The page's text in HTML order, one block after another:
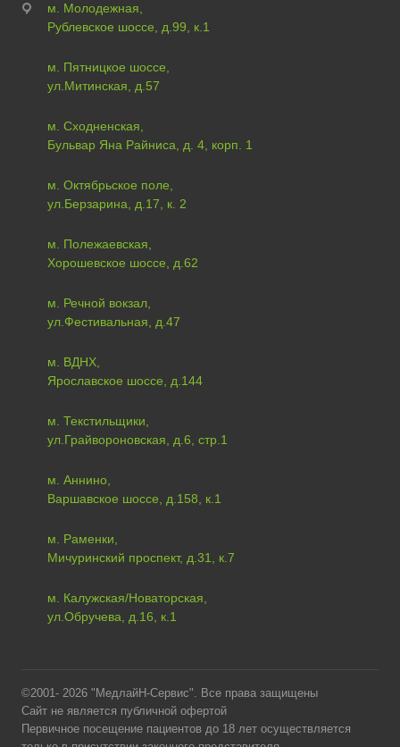
м. Молодежная,
Рублевское шоссе, д.99, к.1
м. Пятницкое шоссе,
ул.Митинская, д.57
м. Сходненская,
Бульвар Яна Райниса, д. 4, корп. 1
м. Октябрьское поле,
ул.Берзарина, д.17, к. 2
м. Полежаевская,
Хорошевское шоссе, д.62
м. Речной вокзал,
ул.Фестивальная, д.47
м. ВДНХ,
Ярославское шоссе, д.144
м. Текстильщики,
ул.Грайвороновская, д.6, стр.1
м. Аннино,
Варшавское шоссе, д.158, к.1
м. Раменки,
Мичуринский проспект, д.31, к.7
м. Калужская/Новаторская,
ул.Обручева, д.16, к.1
©2001- 2026 "МедлайН-Сервис". Все права защищены
Сайт не является публичной офертой
Первичное посещение пациентов до 18 лет осуществляется